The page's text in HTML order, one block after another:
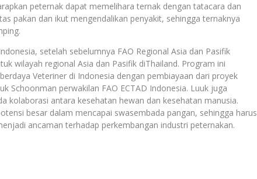
peternak dapat memelihara ternak dengan tatacara dan
pakan dan ikut mengendalikan penyakit, sehingga ternaknya
setelah sebelumnya FAO Regional Asia dan Pasifik
wilayah regional Asia dan Pasifik diThailand. Program ini
Veteriner di Indonesia dengan pembiayaan dari proyek
Schoonman perwakilan FAO ECTAD Indonesia. Luuk juga
kolaborasi antara kesehatan hewan dan kesehatan manusia.
besar dalam mencapai swasembada pangan, sehingga harus
ancaman terhadap perkembangan industri peternakan.